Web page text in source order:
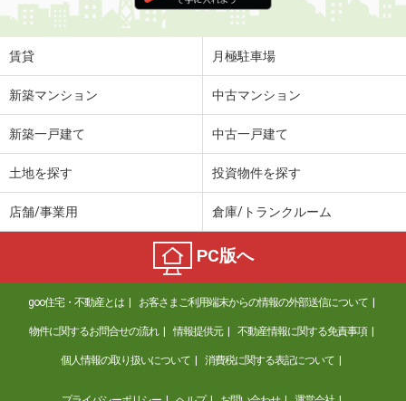
住 所
静岡県掛川市逆川
専有面積
静岡県磐田市見付
4.10万円
静岡県浜松市中央区和合町
3.50万円
住 所
静岡県浜松市中央区和合町
専有面積 24.98m²
間取り
1K
静岡県湖西市古見
賃貸 月極駐車場
新築マンション 中古マンション
新築一戸建て 中古一戸建て
土地を探す 投資物件を探す
店舗/事業用 倉庫/トランクルーム
PC版へ
goo住宅・不動産とは お客さまご利用端末からの情報の外部送信について
物件に関するお問合せの流れ 情報提供元 不動産情報に関する免責事項
個人情報の取り扱いについて 消費税に関する表記について